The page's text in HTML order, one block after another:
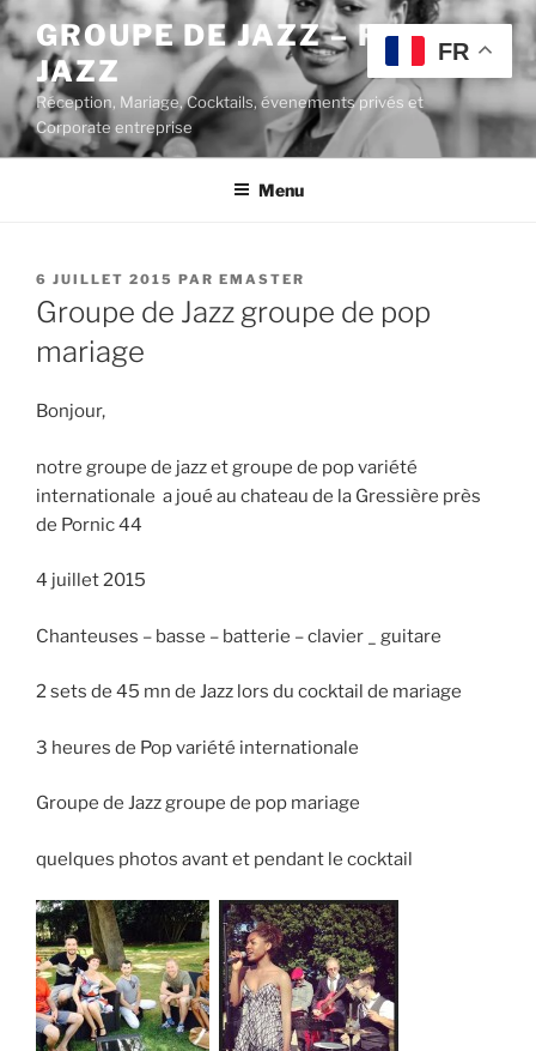
Aller
au
contenu
principal
GROUPE DE JAZZ – POP
JAZZ
Réception, Mariage, Cocktails, évenements privés et
Corporate entreprise
Menu
PUBLIÉ
LE
6 JUILLET 2015 PAR EMASTER
Groupe de Jazz groupe de pop
mariage
Bonjour,
notre groupe de jazz et groupe de pop variété
internationale a joué au chateau de la Gressière près
de Pornic 44
4 juillet 2015
Chanteuses – basse – batterie – clavier _ guitare
2 sets de 45 mn de Jazz lors du cocktail de mariage
3 heures de Pop variété internationale
Groupe de Jazz groupe de pop mariage
quelques photos avant et pendant le cocktail
FR